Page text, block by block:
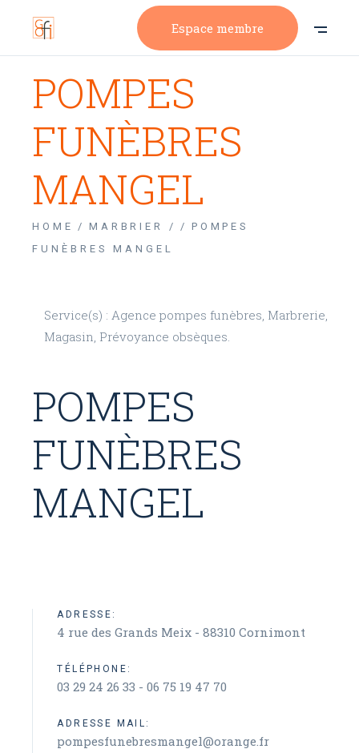
Espace membre
POMPES
FUNÈBRES
MANGEL
HOME MARBRIER /
POMPES
FUNÈBRES MANGEL
Service(s) : Agence pompes funèbres, Marbrerie,
Magasin, Prévoyance obsèques.
POMPES
FUNÈBRES
MANGEL
ADRESSE:
4 rue des Grands Meix - 88310 Cornimont
TÉLÉPHONE:
03 29 24 26 33 - 06 75 19 47 70
ADRESSE MAIL:
pompesfunebresmangel@orange.fr